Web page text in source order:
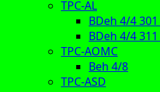
TPC-AL
BDeh 4/4
BDeh 4/4
TPC-AOMC
Beh 4/8
TPC-ASD